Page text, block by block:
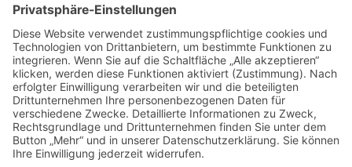
Stellenangebote
FAQ
Impressum
Datenschutzerklärung